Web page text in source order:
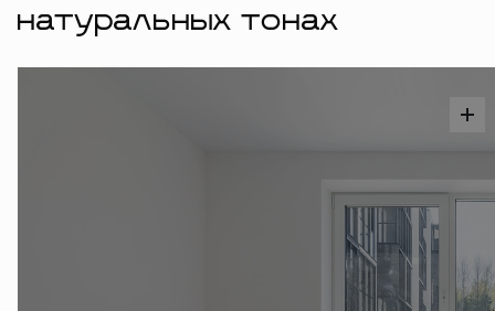
натуральных тонах